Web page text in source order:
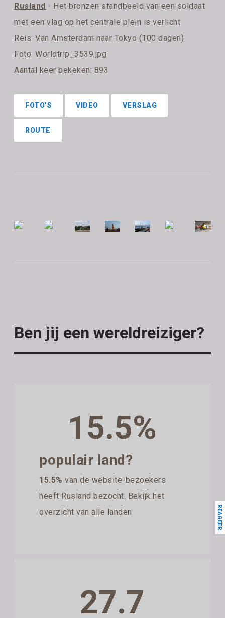
Rusland - Het bronzen standbeeld van een soldaat
met een vlag op het centrale plein is verlicht
Reis:Van Amsterdam naar Tokyo (100 dagen)
Foto: Worldtrip_3539.jpg
Aantal keer bekeken: 893
FOTO'S VIDEO VERSLAG
ROUTE
Ben jij een wereldreiziger?
15.5%
populair land?
15.5% van de website-bezoekers
heeft Rusland bezocht. Bekijk het
overzicht van alle landen
27.7
REAGEER